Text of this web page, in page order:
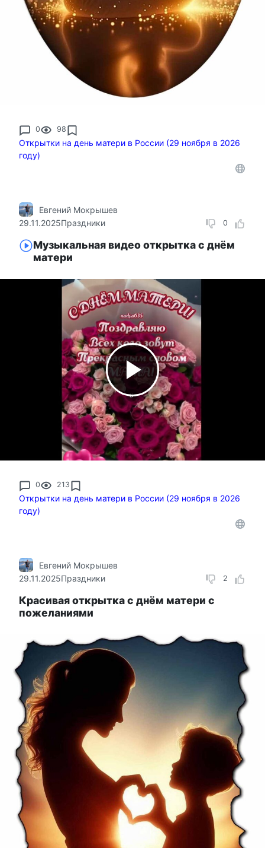
0 98
Открытки на день матери в России (29 ноября в 2026
году)
0
Евгений Мокрышев
29.11.2025Праздники
Музыкальная видео открытка с днём
матери
0 213
Открытки на день матери в России (29 ноября в 2026
году)
2
Евгений Мокрышев
29.11.2025Праздники
Красивая открытка с днём матери с
пожеланиями